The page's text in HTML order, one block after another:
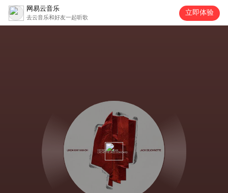
网易云音乐
去云音乐和好友一起听歌
立即体验